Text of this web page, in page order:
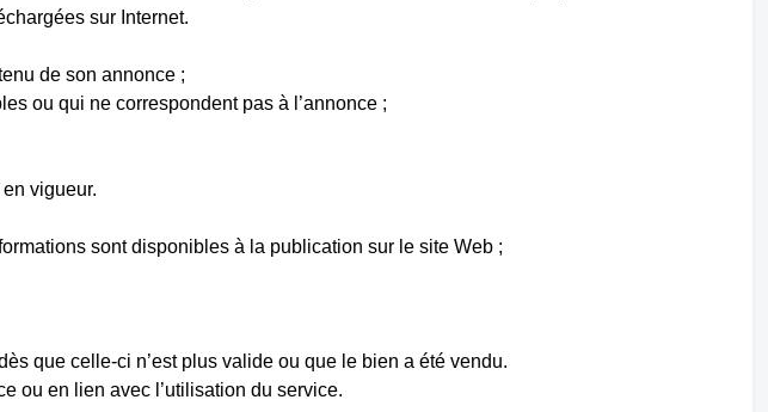
sur Internet.
de son annonce ;
ou qui ne correspondent pas à l’annonce ;
vigueur.
sont disponibles à la publication sur le site Web ;
que celle-ci n’est plus valide ou que le bien a été vendu.
ou en lien avec l’utilisation du service.